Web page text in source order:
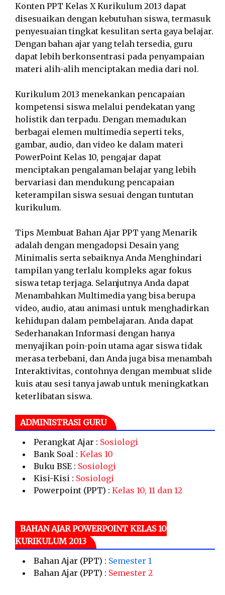
Konten PPT Kelas X Kurikulum 2013 dapat
disesuaikan dengan kebutuhan siswa, termasuk
penyesuaian tingkat kesulitan serta gaya belajar.
Dengan bahan ajar yang telah tersedia, guru
dapat lebih berkonsentrasi pada penyampaian
materi alih-alih menciptakan media dari nol.
Kurikulum 2013 menekankan pencapaian
kompetensi siswa melalui pendekatan yang
holistik dan terpadu. Dengan memadukan
berbagai elemen multimedia seperti teks,
gambar, audio, dan video ke dalam materi
PowerPoint Kelas 10, pengajar dapat
menciptakan pengalaman belajar yang lebih
bervariasi dan mendukung pencapaian
keterampilan siswa sesuai dengan tuntutan
kurikulum.
Tips Membuat Bahan Ajar PPT yang Menarik
adalah dengan mengadopsi Desain yang
Minimalis serta sebaiknya Anda Menghindari
tampilan yang terlalu kompleks agar fokus
siswa tetap terjaga. Selanjutnya Anda dapat
Menambahkan Multimedia yang bisa berupa
video, audio, atau animasi untuk menghadirkan
kehidupan dalam pembelajaran. Anda dapat
Sederhanakan Informasi dengan hanya
menyajikan poin-poin utama agar siswa tidak
merasa terbebani, dan Anda juga bisa menambah
Interaktivitas, contohnya dengan membuat slide
kuis atau sesi tanya jawab untuk meningkatkan
keterlibatan siswa.
ADMINISTRASI GURU
Perangkat Ajar : Sosiologi
Bank Soal : Kelas 10
Buku BSE : Sosiologi
Kisi-Kisi : Sosiologi
Powerpoint (PPT) : Kelas 10, 11 dan 12
BAHAN AJAR POWERPOINT KELAS 10
KURIKULUM 2013
Bahan Ajar (PPT) : Semester 1
Bahan Ajar (PPT) : Semester 2